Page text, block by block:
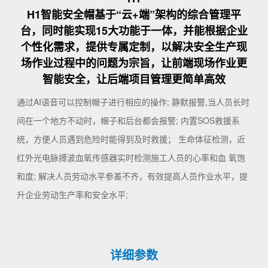
H1智能安全帽基于“云+端”架构的综合管理平
台，同时能实现15大功能于一体，并能根据企业
个性化需求，提供专属定制，以解决安全生产现
场作业过程中的问题为宗旨，让前端现场作业更
智能安全，让后端项目管理更简单高效
通过AI语音可以控制帽子进行相应的操作; 静默报警,当人员长时
间在一个地方不动时，帽子和后台都会报警; 内置SOS救援系
统，方便人员遇到危险时能得到及时救援； 生命体征检测，近
红外光电脉搏波血氧传感器实时检测施工人员的心率和血 氧饱
和度; 解决人员劳动水平参差不齐，有效提高人员作业水平，提
升企业劳动生产率和安全水平;
详细参数